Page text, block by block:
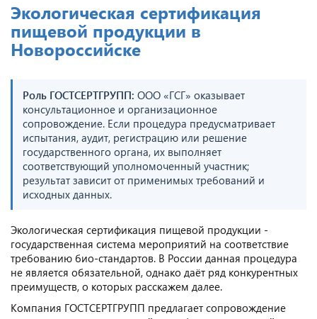
Экологическая сертификация
пищевой продукции в
Новороссийске
Роль ГОСТСЕРТГРУПП: ООО «ГСГ» оказывает
консультационное и организационное
сопровождение. Если процедура предусматривает
испытания, аудит, регистрацию или решение
государственного органа, их выполняет
соответствующий уполномоченный участник;
результат зависит от применимых требований и
исходных данных.
Экологическая сертификация пищевой продукции -
государственная система мероприятий на соответствие
требованию био-стандартов. В России данная процедура
не является обязательной, однако даёт ряд конкурентных
преимуществ, о которых расскажем далее.
Компания ГОСТСЕРТГРУПП предлагает сопровождение